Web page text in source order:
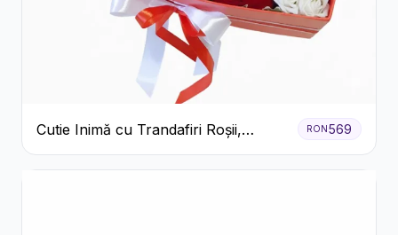
Cutie Inimă cu Trandafiri Roșii,
Crizanteme Albe și Bomboane
Raffaello
RON569